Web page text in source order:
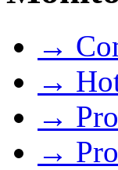
→
→
→
→